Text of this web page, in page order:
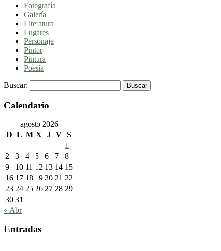
Fotografía
Galería
Literatura
Lugares
Personaje
Pintor
Pintura
Poesía
Buscar:
Calendario
agosto 2026
D L M X J V S
1
2
3 4 5 6 7
8
9
10 11 12 13 14 15
16 17 18 19 20 21 22
23 24 25 26 27 28 29
30 31
« Abr
Entradas